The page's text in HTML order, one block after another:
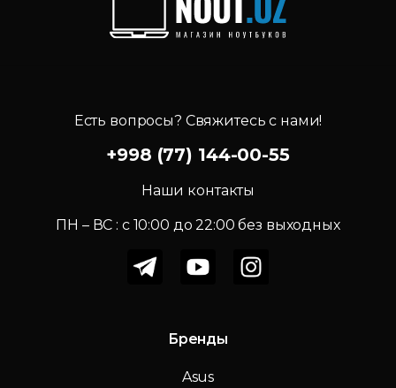
Есть вопросы? Свяжитесь с нами!
+998 (77) 144-00-55
Наши контакты
ПН – ВС : c 10:00 до 22:00 без выходных
Бренды
Asus